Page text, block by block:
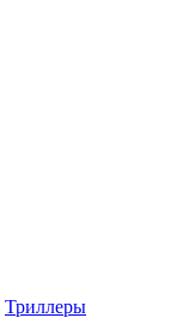
Триллеры